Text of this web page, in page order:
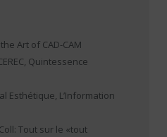
Art of CAD-CAM
Quintessence
Esthétique, L’Information
Tout sur le «tout